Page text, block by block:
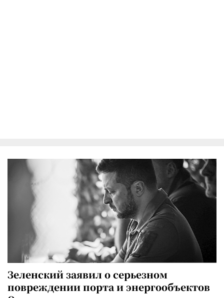
Зеленский заявил о серьезном
повреждении порта и энергообъектов